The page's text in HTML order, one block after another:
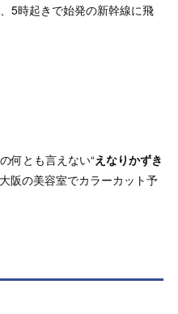
5時起きで始発の新幹線に飛
何とも言えない“えなりかずき
阪の美容室でカラーカット予